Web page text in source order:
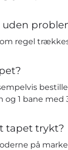
regel
og 1 bane med
tapet trykt?
på